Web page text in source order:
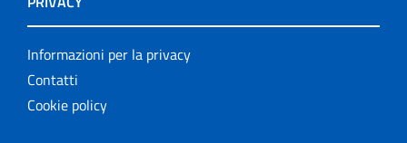
Informazioni per la privacy
Contatti
Cookie policy